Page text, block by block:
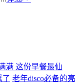
满 这份早餐最仙
老年disco必备的亮